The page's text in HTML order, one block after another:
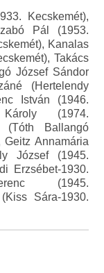
Kecskemét),
Pál (1953.
Kanalas
Takács
József Sándor
(Hertelendy
István (1946.
(1974.
(Tóth Ballangó
Geitz Annamária
József (1945.
Erzsébet-1930.
(1945.
Sára-1930.